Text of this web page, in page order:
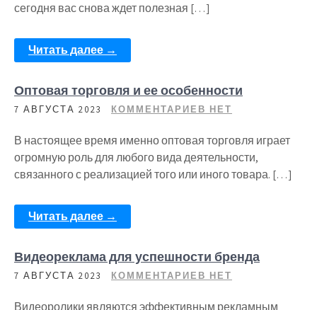
сегодня вас снова ждет полезная […]
Читать далее →
Оптовая торговля и ее особенности
7 АВГУСТА 2023 КОММЕНТАРИЕВ НЕТ
В настоящее время именно оптовая торговля играет
огромную роль для любого вида деятельности,
связанного с реализацией того или иного товара. […]
Читать далее →
Видеореклама для успешности бренда
7 АВГУСТА 2023 КОММЕНТАРИЕВ НЕТ
Видеоролики являются эффективным рекламным